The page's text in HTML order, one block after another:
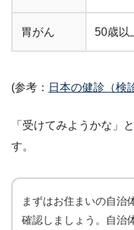
胃がん 50歳以
(参考： 日本の健診（検
「受けてみようかな」
す。
まずはお住まいの自治
確認しましょう。自治